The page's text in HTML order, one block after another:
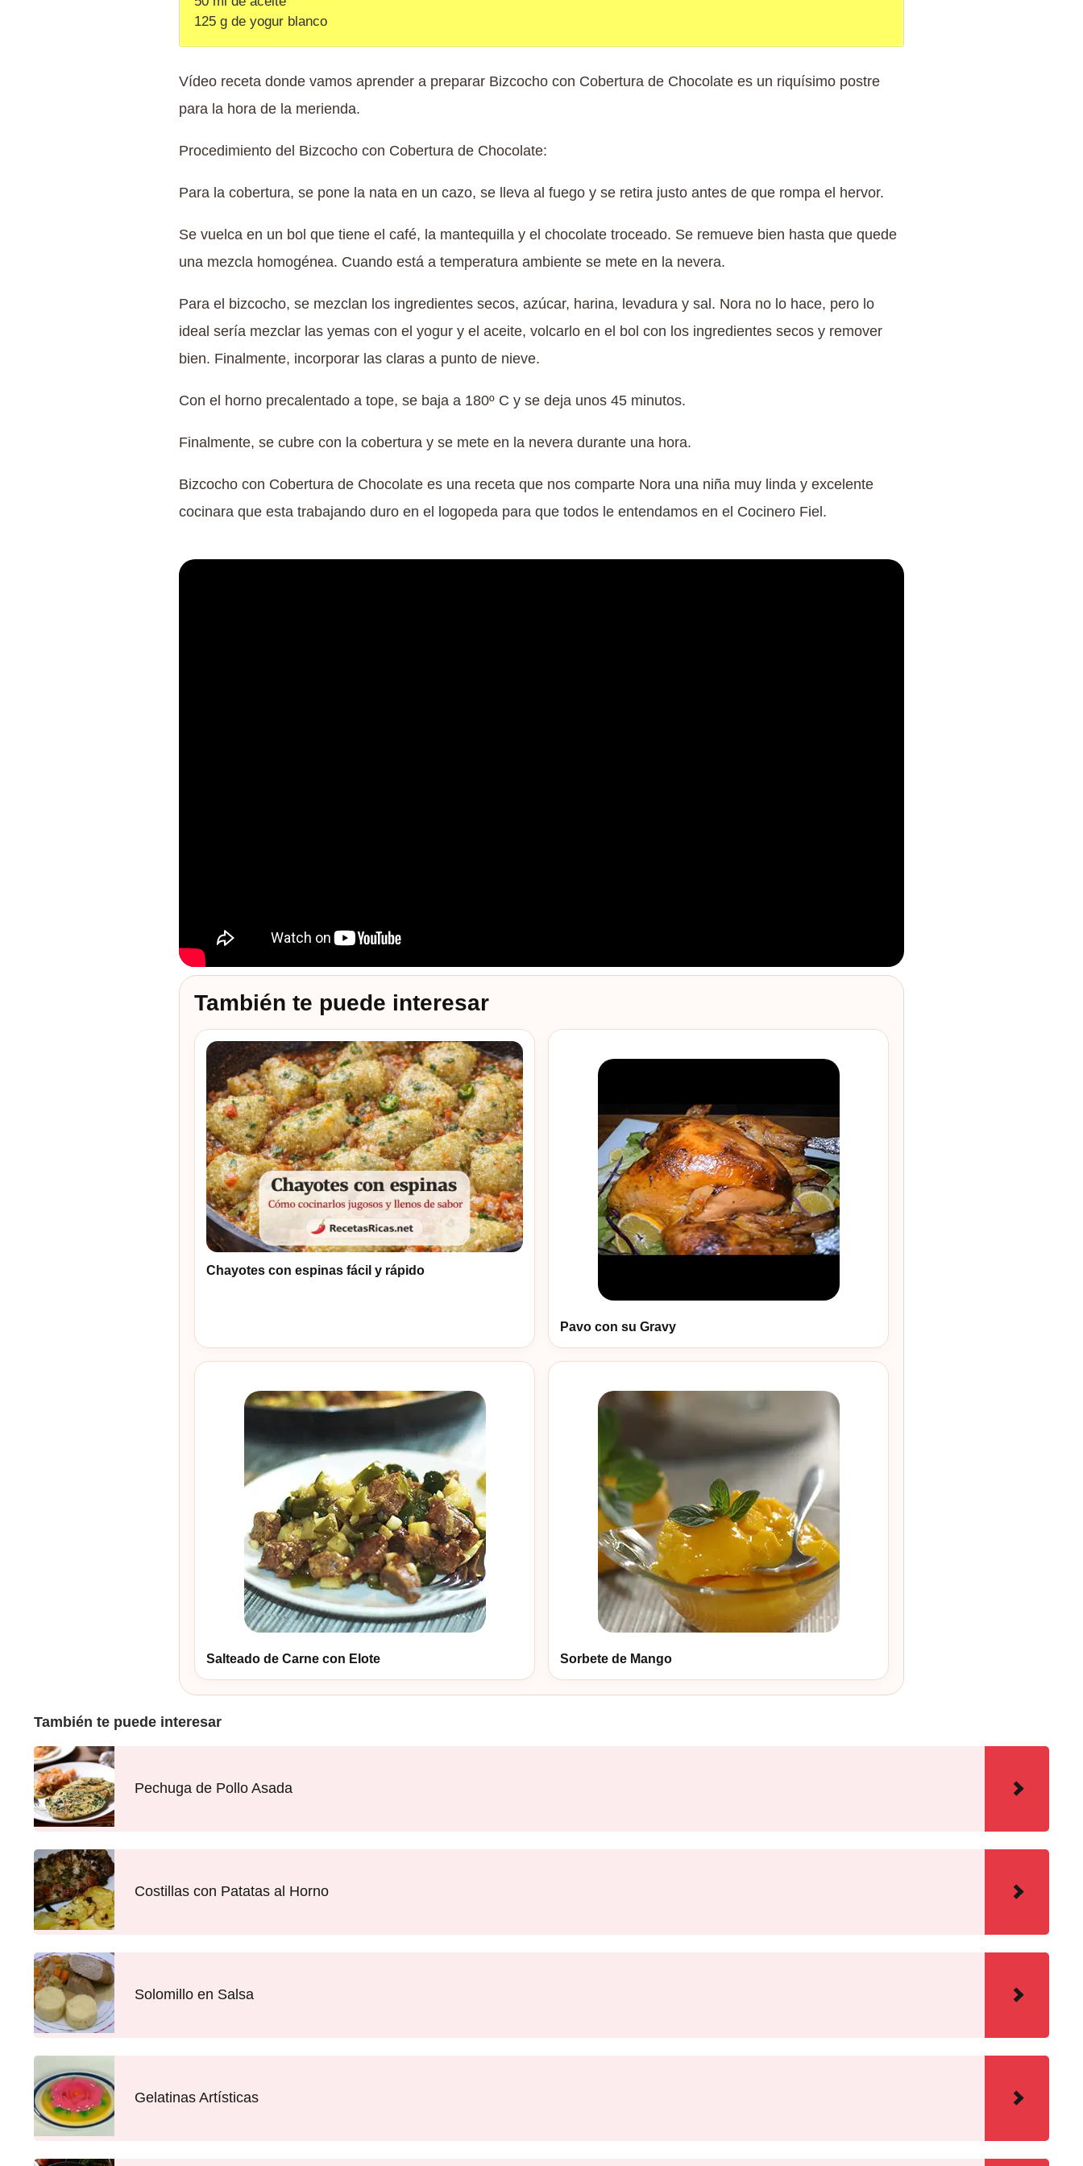
125 g de yogur blanco
Vídeo receta donde vamos aprender a preparar Bizcocho con Cobertura de Chocolate es un riquísimo postre
para la hora de la merienda.
Procedimiento del Bizcocho con Cobertura de Chocolate:
Para la cobertura, se pone la nata en un cazo, se lleva al fuego y se retira justo antes de que rompa el hervor.
Se vuelca en un bol que tiene el café, la mantequilla y el chocolate troceado. Se remueve bien hasta que quede
una mezcla homogénea. Cuando está a temperatura ambiente se mete en la nevera.
Para el bizcocho, se mezclan los ingredientes secos, azúcar, harina, levadura y sal. Nora no lo hace, pero lo
ideal sería mezclar las yemas con el yogur y el aceite, volcarlo en el bol con los ingredientes secos y remover
bien. Finalmente, incorporar las claras a punto de nieve.
Con el horno precalentado a tope, se baja a 180º C y se deja unos 45 minutos.
Finalmente, se cubre con la cobertura y se mete en la nevera durante una hora.
Bizcocho con Cobertura de Chocolate es una receta que nos comparte Nora una niña muy linda y excelente
cocinara que esta trabajando duro en el logopeda para que todos le entendamos en el Cocinero Fiel.
También te puede interesar
Chayotes con espinas fácil y rápido
Pavo con su Gravy
Salteado de Carne con Elote Sorbete de Mango
También te puede interesar
Pechuga de Pollo Asada
Costillas con Patatas al Horno
Solomillo en Salsa
Gelatinas Artísticas